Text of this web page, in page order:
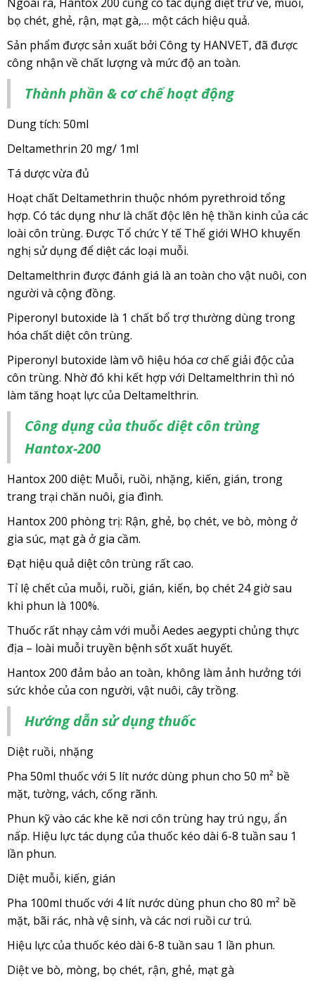
bọ chét, ghẻ, rận, mạt gà,… một cách hiệu quả.
Sản phẩm được sản xuất bởi Công ty HANVET, đã được
công nhận về chất lượng và mức độ an toàn.
Thành phần & cơ chế hoạt động
Dung tích: 50ml
Deltamethrin 20 mg/ 1ml
Tá dược vừa đủ
Hoạt chất Deltamethrin thuộc nhóm pyrethroid tổng
hợp. Có tác dụng như là chất độc lên hệ thần kinh của các
loài côn trùng. Được Tổ chức Y tế Thế giới WHO khuyến
nghị sử dụng để diệt các loại muỗi.
Deltamelthrin được đánh giá là an toàn cho vật nuôi, con
người và cộng đồng.
Piperonyl butoxide là 1 chất bổ trợ thường dùng trong
hóa chất diệt côn trùng.
Piperonyl butoxide làm vô hiệu hóa cơ chế giải độc của
côn trùng. Nhờ đó khi kết hợp với Deltamelthrin thì nó
làm tăng hoạt lực của Deltamelthrin.
Công dụng của thuốc diệt côn trùng
Hantox-200
Hantox 200 diệt: Muỗi, ruồi, nhặng, kiến, gián, trong
trang trại chăn nuôi, gia đình.
Hantox 200 phòng trị: Rận, ghẻ, bọ chét, ve bò, mòng ở
gia súc, mạt gà ở gia cầm.
Đạt hiệu quả diệt côn trùng rất cao.
Tỉ lệ chết của muỗi, ruồi, gián, kiến, bọ chét 24 giờ sau
khi phun là 100%.
Thuốc rất nhạy cảm với muỗi Aedes aegypti chủng thực
địa – loài muỗi truyền bệnh sốt xuất huyết.
Hantox 200 đảm bảo an toàn, không làm ảnh hưởng tới
sức khỏe của con người, vật nuôi, cây trồng.
Hướng dẫn sử dụng thuốc
Diệt ruồi, nhặng
Pha 50ml thuốc với 5 lít nước dùng phun cho 50 m² bề
mặt, tường, vách, cống rãnh.
Phun kỹ vào các khe kẽ nơi côn trùng hay trú ngụ, ẩn
nấp. Hiệu lực tác dụng của thuốc kéo dài 6-8 tuần sau 1
lần phun.
Diệt muỗi, kiến, gián
Pha 100ml thuốc với 4 lít nước dùng phun cho 80 m² bề
mặt, bãi rác, nhà vệ sinh, và các nơi ruồi cư trú.
Hiệu lực của thuốc kéo dài 6-8 tuần sau 1 lần phun.
Diệt ve bò, mòng, bọ chét, rận, ghẻ, mạt gà